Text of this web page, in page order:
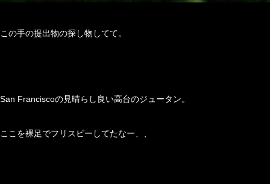
この手の提出物の探し物してて。
San Franciscoの見晴らし良い高台のジュータン。
ここを裸足でフリスビーしてたなー、、